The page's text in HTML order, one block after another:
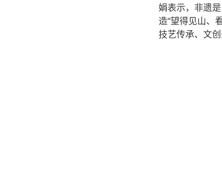
娟表示，非遗
造“望得见山、
技艺传承、文